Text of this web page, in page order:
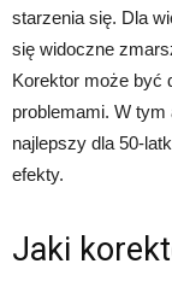
starzenia się. Dla
się widoczne
Korektor może być
problemami. W
najlepszy dla 50-
efekty.
Jaki